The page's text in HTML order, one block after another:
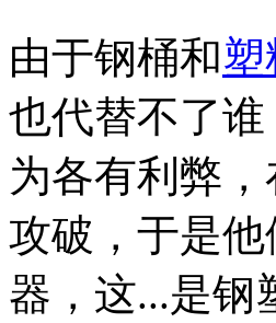
由于钢桶和塑
也代替不了
为各有利弊
攻破，于是
器，这...是钢